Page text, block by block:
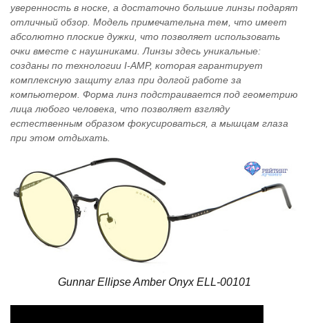
уверенность в носке, а достаточно большие линзы подарят
отличный обзор. Модель примечательна тем, что имеет
абсолютно плоские дужки, что позволяет использовать
очки вместе с наушниками. Линзы здесь уникальные:
созданы по технологии I-AMP, которая гарантирует
комплексную защиту глаз при долгой работе за
компьютером. Форма линз подстраивается под геометрию
лица любого человека, что позволяет взгляду
естественным образом фокусироваться, а мышцам глаза
при этом отдыхать.
Gunnar Ellipse Amber Onyx ELL-00101